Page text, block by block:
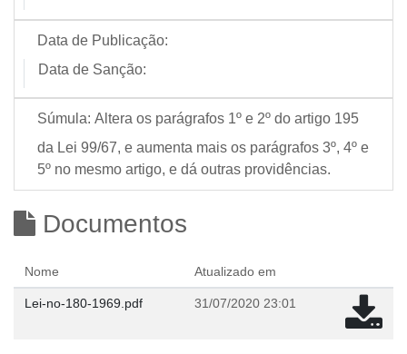
Data de Publicação:
Data de Sanção:
Súmula: Altera os parágrafos 1º e 2º do artigo 195
da Lei 99/67, e aumenta mais os parágrafos 3º, 4º e
5º no mesmo artigo, e dá outras providências.
Documentos
Nome Atualizado em
Lei-no-180-1969.pdf 31/07/2020 23:01